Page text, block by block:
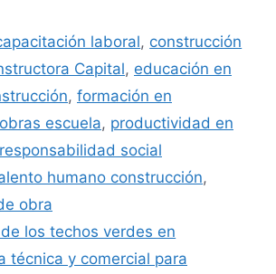
laboral, construcción
Capital, educación en
, formación en
obras escuela, productividad en
responsabilidad social
humano construcción,
obra
los techos verdes en
técnica y comercial para